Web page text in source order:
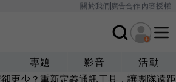
關於我們廣告合作內容授權
專題 影音 活動